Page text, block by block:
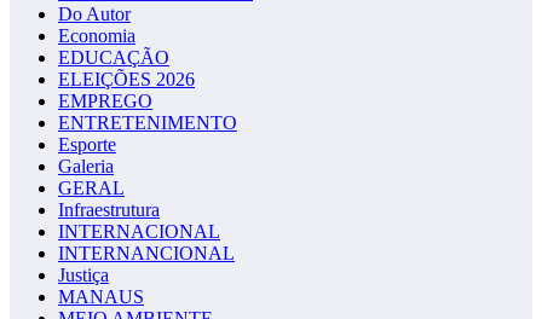
Do Autor
Economia
EDUCAÇÃO
ELEIÇÕES 2026
EMPREGO
ENTRETENIMENTO
Esporte
Galeria
GERAL
Infraestrutura
INTERNACIONAL
INTERNANCIONAL
Justiça
MANAUS